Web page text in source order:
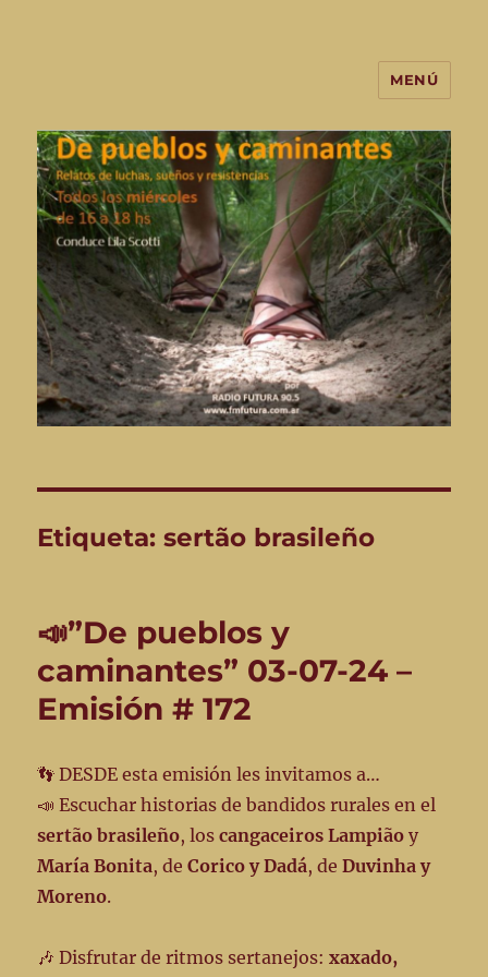
De Pueblos y Caminantes-
programa de radio
MENÚ
Etiqueta:sertão brasileño
📣”De pueblos y
caminantes” 03-07-24 –
Emisión # 172
👣 DESDE esta emisión les invitamos a…
📣 Escuchar historias de bandidos rurales en el
sertão brasileño, loscangaceiros Lampião y
María Bonita, deCorico y Dadá, deDuvinha y
Moreno.
🎶 Disfrutar de ritmos sertanejos:xaxado,